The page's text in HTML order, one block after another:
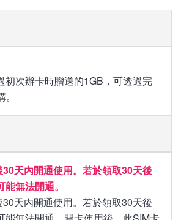
初次辦卡時贈送的1GB，可透過完
天內開通使用。若於領取30天後
天內開通使用。若於領取30天後